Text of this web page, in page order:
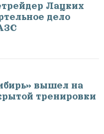
Лацких
дело
вышел на
тренировки